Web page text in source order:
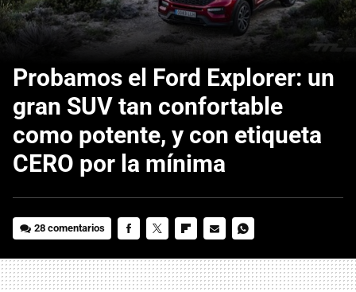
Probamos el Ford Explorer: un
gran SUV tan confortable
como potente, y con etiqueta
CERO por la mínima
28 comentarios
MAIL